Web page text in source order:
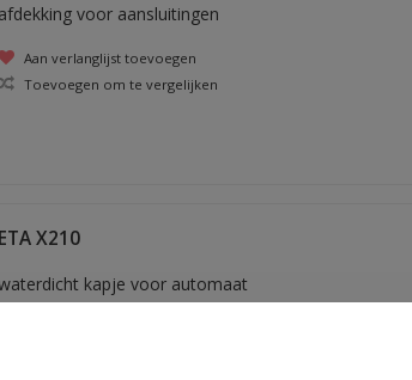
afdekking voor aansluitingen
Aan verlanglijst toevoegen
Toevoegen om te vergelijken
ETA X210
kapje voor automaat